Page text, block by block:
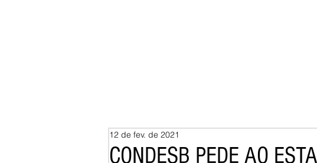
CONDESB PEDE AO
12 de fev. de 2021